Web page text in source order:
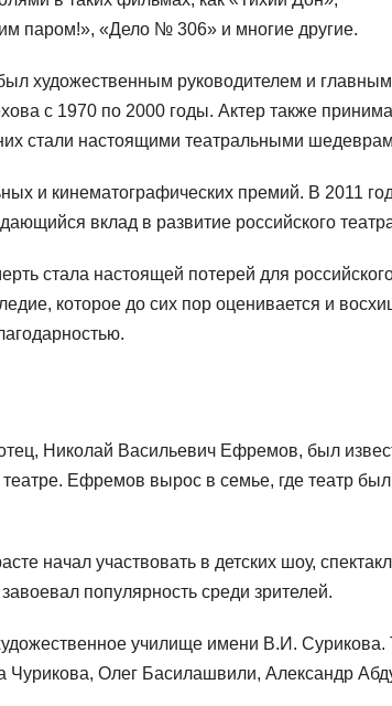
паром!», «Дело № 306» и многие другие.
художественным руководителем и главным
с 1970 по 2000 годы. Актер также
стали настоящими театральными
и кинематографических премий. В 2011
вклад в развитие российского
стала настоящей потерей для
которое до сих пор оценивается и
Николай Васильевич Ефремов, был
Ефремов вырос в семье, где театр был
начал участвовать в детских шоу,
популярность среди зрителей.
училище имени В.И. Сурикова.
Чурикова, Олег Басилашвили, Александр